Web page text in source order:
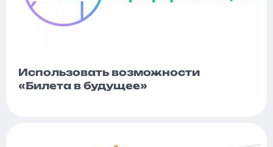
Использовать возможности
«Билета в будущее»